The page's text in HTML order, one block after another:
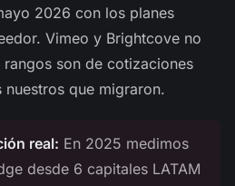
2026 con los planes
Vimeo y Brightcove no
son de cotizaciones
que migraron.
real: En 2025 medimos
desde 6 capitales LATAM